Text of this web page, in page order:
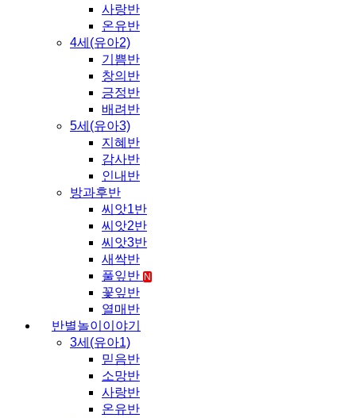
사랑반
온유반
4세(유아2)
기쁨반
창의반
긍정반
배려반
5세(유아3)
지혜반
감사반
인내반
방과후반
씨앗1반
씨앗2반
씨앗3반
새싹반
풀잎반 N
꽃잎반
열매반
반별놀이이야기
3세(유아1)
믿음반
소망반
사랑반
온유반